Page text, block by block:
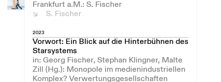
Frankfurt a.M.: S. Fischer
S. Fischer
2023
Vorwort: Ein Blick auf die Hinterbühnen des
Starsystems
in: Georg Fischer, Stephan Klingner, Malte
Zill (Hg.): Monopole im medienindustriellen
Komplex? Verwertungsgesellschaften